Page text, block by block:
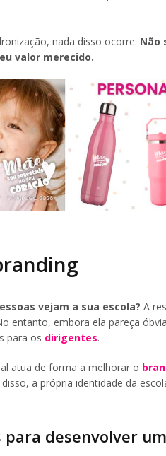
nada disso ocorre. Não
valor merecido.
vejam a sua escola? A
entanto, embora ela pareça
para os dirigentes.
atua de forma a melhorar o
a própria identidade da
para desenvolver